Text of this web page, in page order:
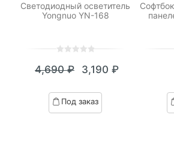
Светодиодный осветитель
Yongnuo YN-168
out
based
on
4,690₽
Первоначальная
цена
составляла
3,190 ₽
Текущая
цена:
3,190 ₽.
Под заказ